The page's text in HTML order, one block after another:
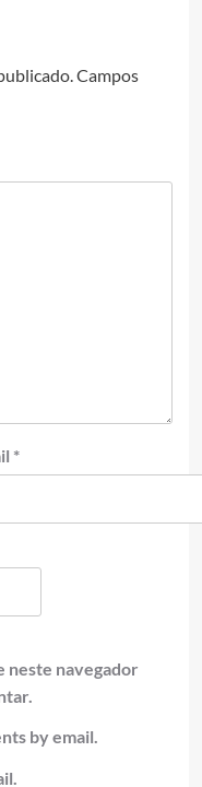
Campos
*
neste navegador
by email.